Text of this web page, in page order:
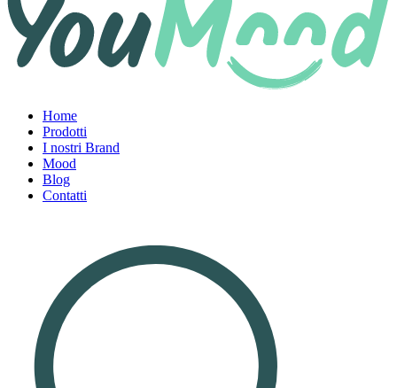
Home
Prodotti
I nostri Brand
Mood
Blog
Contatti